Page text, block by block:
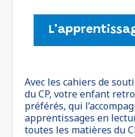
Avec les cahiers de
du CP, votre enfant
préférés, qui
apprentissages en
toutes les matières du